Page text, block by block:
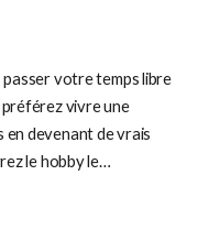
votre temps libre
préférez vivre une
en devenant de vrais
le hobby le…